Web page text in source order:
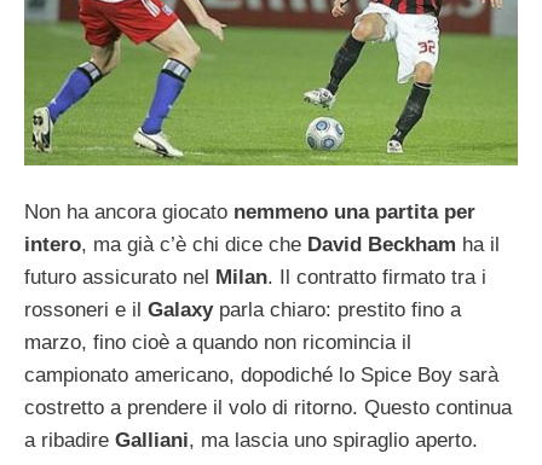
Non ha ancora giocato nemmeno una partita per
intero, ma già c’è chi dice che David Beckham ha il
futuro assicurato nel Milan. Il contratto firmato tra i
rossoneri e il Galaxy parla chiaro: prestito fino a
marzo, fino cioè a quando non ricomincia il
campionato americano, dopodiché lo Spice Boy sarà
costretto a prendere il volo di ritorno. Questo continua
a ribadire Galliani, ma lascia uno spiraglio aperto.